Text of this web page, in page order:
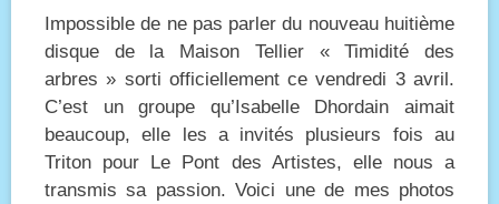
Impossible de ne pas parler du nouveau huitième
disque de la Maison Tellier « Timidité des
arbres » sorti officiellement ce vendredi 3 avril.
C’est un groupe qu’Isabelle Dhordain aimait
beaucoup, elle les a invités plusieurs fois au
Triton pour Le Pont des Artistes, elle nous a
transmis sa passion. Voici une de mes photos